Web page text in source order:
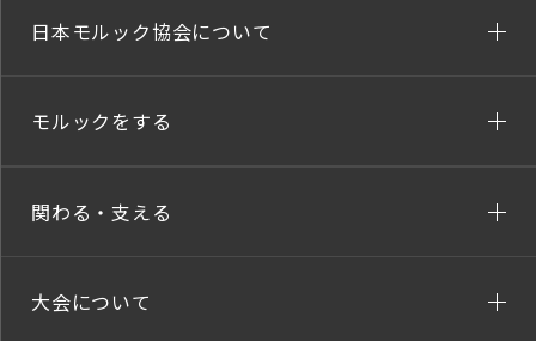
日本モルック協会について
モルックをする
関わる・支える
大会について